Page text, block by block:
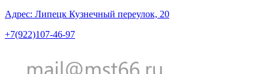
Адрес: Липецк Кузнечный переулок, 20
+7(922)107-46-97